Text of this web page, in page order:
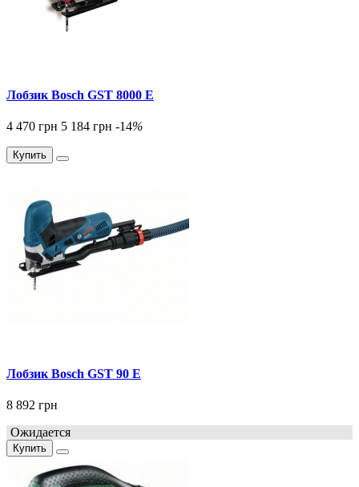
Лобзик Bosch GST 8000 E
4 470 грн 5 184 грн -14%
Купить
Лобзик Bosch GST 90 E
8 892 грн
Ожидается
Купить